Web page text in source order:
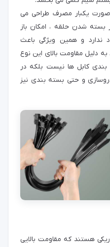
یکبار مصرف طراحی می
شدن حلقه ، امکان باز
ندارد و همین ویژگی باعث
دلیل مقاومت بالای این نوع
کابل ها نیست بلکه در
و حتی بسته بندی نیز
هستند که مقاومت بالایی